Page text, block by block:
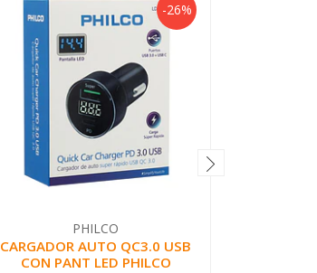
-26%
PHILCO
CARGADOR AUTO QC3.0 USB
CON PANT LED PHILCO